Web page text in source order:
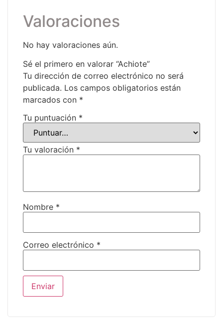
Valoraciones
No hay valoraciones aún.
Sé el primero en valorar “Achiote”
Tu dirección de correo electrónico no será
publicada. Los campos obligatorios están
marcados con *
Tu puntuación *
Tu valoración *
Nombre *
Correo electrónico *